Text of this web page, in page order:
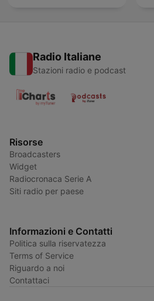
Radio Italiane
Stazioni radio e podcast
Risorse
Broadcasters
Widget
Radiocronaca Serie A
Siti radio per paese
Informazioni e Contatti
Politica sulla riservatezza
Terms of Service
Riguardo a noi
Contattaci